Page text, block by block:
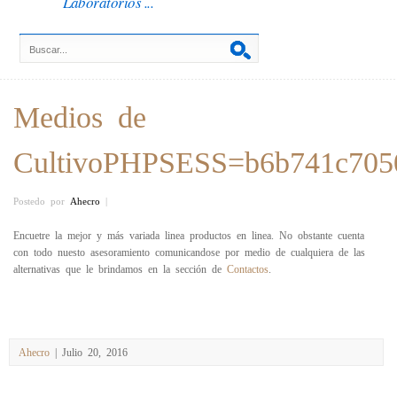
Medios de
Postedo por Ahecro |
Encuetre la mejor y más variada linea productos en linea. No obstante cuenta
con todo nuesto asesoramiento comunicandose por medio de cualquiera de las
alternativas que le brindamos en la sección de Contactos
Ahecro | Julio 20, 2016